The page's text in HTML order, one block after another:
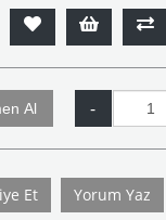
Et Yorum Yaz